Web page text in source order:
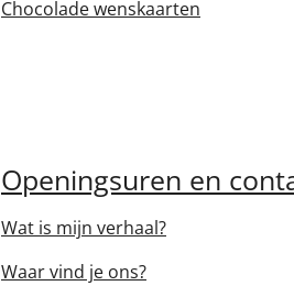
Chocolade wenskaarten
Openingsuren en
Wat is mijn verhaal?
Waar vind je ons?